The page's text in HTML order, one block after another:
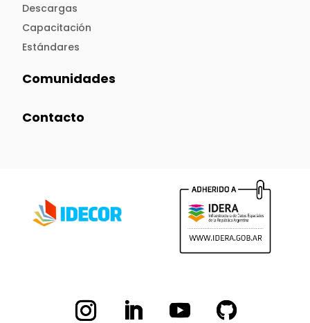
Descargas
Capacitación
Estándares
Comunidades
Contacto